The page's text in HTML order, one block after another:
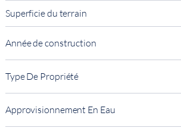
Superficie du terrain
Année de construction
Type De Propriété
Approvisionnement En Eau